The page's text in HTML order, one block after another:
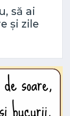
să ai
și zile